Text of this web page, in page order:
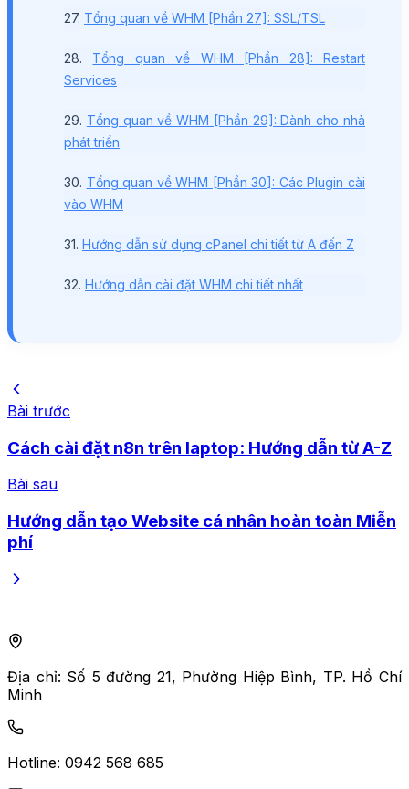
27. Tổng quan về WHM [Phần 27]: SSL/TSL
28. Tổng quan về WHM [Phần 28]: Restart
Services
29. Tổng quan về WHM [Phần 29]: Dành cho nhà
phát triển
30. Tổng quan về WHM [Phần 30]: Các Plugin cài
vào WHM
31. Hướng dẫn sử dụng cPanel chi tiết từ A đến Z
32. Hướng dẫn cài đặt WHM chi tiết nhất
Bài trước
Cách cài đặt n8n trên laptop: Hướng dẫn từ A-Z
Bài sau
Hướng dẫn tạo Website cá nhân hoàn toàn Miễn
phí
Địa chỉ: Số 5 đường 21, Phường Hiệp Bình, TP. Hồ Chí
Minh
Hotline: 0942 568 685